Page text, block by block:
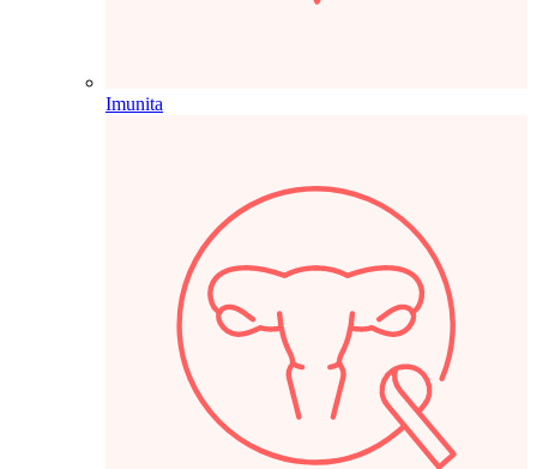
Imunita